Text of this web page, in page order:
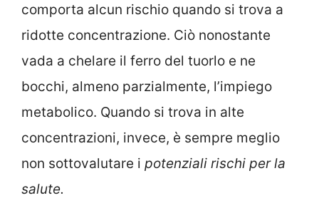
comporta alcun rischio quando si trova a
ridotte concentrazione. Ciò nonostante
vada a chelare il ferro del tuorlo e ne
bocchi, almeno parzialmente, l’impiego
metabolico. Quando si trova in alte
concentrazioni, invece, è sempre meglio
non sottovalutare i potenziali rischi per la
salute.